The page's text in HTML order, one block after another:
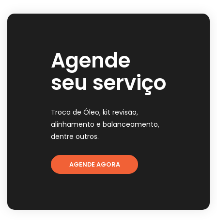
Agende
seu serviço
Troca de Óleo, kit revisão,
alinhamento e balanceamento,
dentre outros.
AGENDE AGORA